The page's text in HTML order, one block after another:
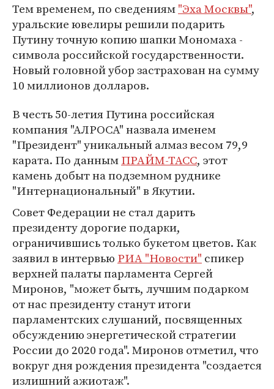
Тем временем, по сведениям"Эха Москвы",
уральские ювелиры решили подарить
Путину точную копию шапки Мономаха -
символа российской государственности.
Новый головной убор застрахован на сумму
10 миллионов долларов.
В честь 50-летия Путина российская
компания "АЛРОСА" назвала именем
"Президент" уникальный алмаз весом 79,9
карата. По даннымПРАЙМ-ТАСС, этот
камень добыт на подземном руднике
"Интернациональный" в Якутии.
Совет Федерации не стал дарить
президенту дорогие подарки,
ограничившись только букетом цветов. Как
заявил в интервью РИА "Новости" спикер
верхней палаты парламента Сергей
Миронов, "может быть, лучшим подарком
от нас президенту станут итоги
парламентских слушаний, посвященных
обсуждению энергетической стратегии
России до 2020 года". Миронов отметил, что
вокруг дня рождения президента "создается
излишний ажиотаж".